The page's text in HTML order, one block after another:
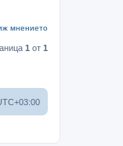
мнението
1 от 1